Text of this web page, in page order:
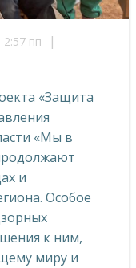
2:57 пп |
«Защита
«Мы в
и
Особое
к ним,
миру и